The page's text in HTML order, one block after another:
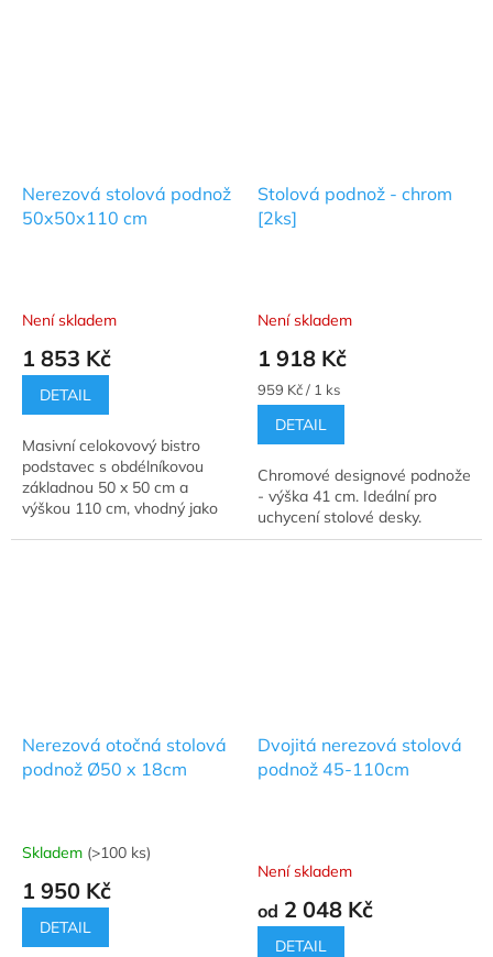
Nerezová stolová podnož
50x50x110 cm
Není skladem
1 853 Kč
DETAIL
Masivní celokovový bistro
podstavec s obdélníkovou
základnou 50 x 50 cm a
výškou 110 cm, vhodný jako
Stolová podnož - chrom
[2ks]
Není skladem
1 918 Kč
Měrná
cena:
959 Kč / 1 ks
DETAIL
Chromové designové podnože
- výška 41 cm. Ideální pro
uchycení stolové desky.
Nerezová otočná stolová
podnož Ø50 x 18cm
Průměrné
produktu
5,0
Skladem (>100 ks)
1 950 Kč
DETAIL
Dvojitá nerezová stolová
podnož 45-110cm
Není skladem
od 2 048 Kč
DETAIL